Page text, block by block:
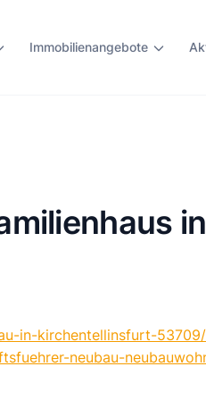
Immobilienangebote
in
in-kirchentellinsfurt-
neubau-